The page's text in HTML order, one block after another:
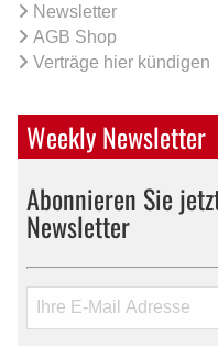
Newsletter
AGB Shop
Verträge hier kündigen
Weekly Newsletter
Abonnieren Sie
Newsletter